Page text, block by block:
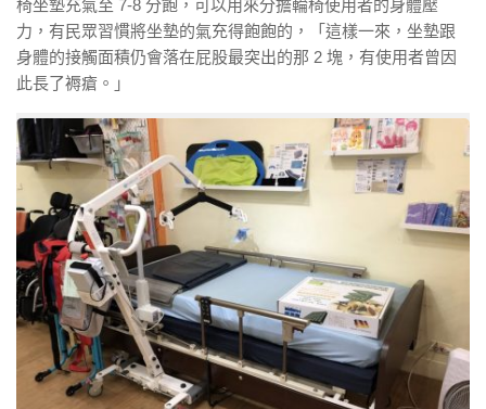
椅坐墊充氣至 7-8 分飽，可以用來分擔輪椅使用者的身體壓
力，有民眾習慣將坐墊的氣充得飽飽的，「這樣一來，坐墊跟
身體的接觸面積仍會落在屁股最突出的那 2 塊，有使用者曾因
此長了褥瘡。」